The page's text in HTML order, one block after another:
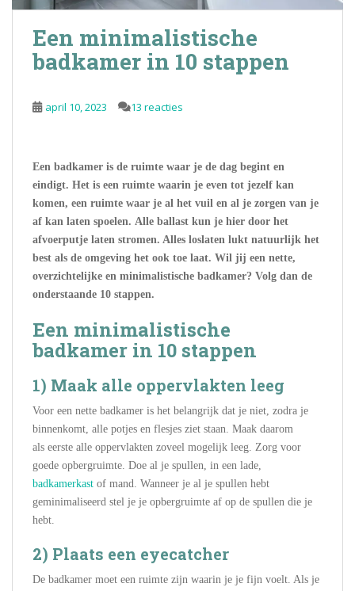
Een minimalistische
badkamer in 10 stappen
april 10, 2023 13 reacties
Een badkamer is de ruimte waar je de dag begint en
eindigt. Het is een ruimte waarin je even tot jezelf kan
komen, een ruimte waar je al het vuil en al je zorgen van je
af kan laten spoelen. Alle ballast kun je hier door het
afvoerputje laten stromen. Alles loslaten lukt natuurlijk het
best als de omgeving het ook toe laat. Wil jij een nette,
overzichtelijke en minimalistische badkamer? Volg dan de
onderstaande 10 stappen.
Een minimalistische
badkamer in 10 stappen
1) Maak alle oppervlakten leeg
Voor een nette badkamer is het belangrijk dat je niet, zodra je
binnenkomt, alle potjes en flesjes ziet staan. Maak daarom
als eerste alle oppervlakten zoveel mogelijk leeg. Zorg voor
goede opbergruimte. Doe al je spullen, in een lade,
badkamerkast of mand. Wanneer je al je spullen hebt
geminimaliseerd stel je je opbergruimte af op de spullen die je
hebt.
2) Plaats een eyecatcher
De badkamer moet een ruimte zijn waarin je je fijn voelt. Als je